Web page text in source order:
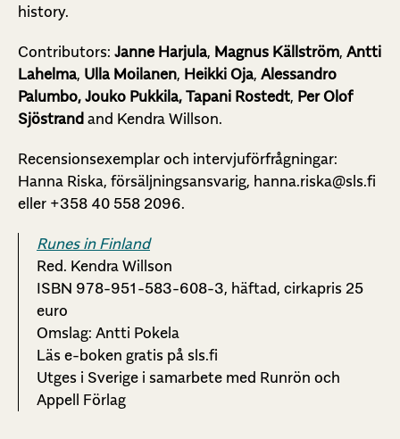
history.
Contributors: Janne Harjula, Magnus Källström, Antti
Lahelma, Ulla Moilanen, Heikki Oja, Alessandro
Palumbo, Jouko Pukkila, Tapani Rostedt, Per Olof
Sjöstrand and Kendra Willson.
Recensionsexemplar och intervjuförfrågningar:
Hanna Riska, försäljningsansvarig, hanna.riska@sls.fi
eller +358 40 558 2096.
Runes in Finland
Red. Kendra Willson
ISBN 978-951-583-608-3, häftad, cirkapris 25
euro
Omslag: Antti Pokela
Läs e-boken gratis på sls.fi
Utges i Sverige i samarbete med Runrön och
Appell Förlag